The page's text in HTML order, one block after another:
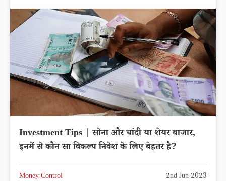
Investment Tips | सोना और चांदी या शेयर बाजार,
इनमें से कौन सा विकल्प निवेश के लिए बेहतर है?
Money Control 2nd Jun 2023